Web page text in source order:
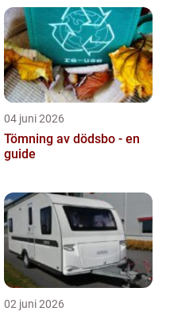
04 juni 2026
Tömning av dödsbo - en
guide
02 juni 2026